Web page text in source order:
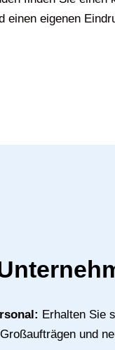
einen eigenen
Erhalten Sie
und